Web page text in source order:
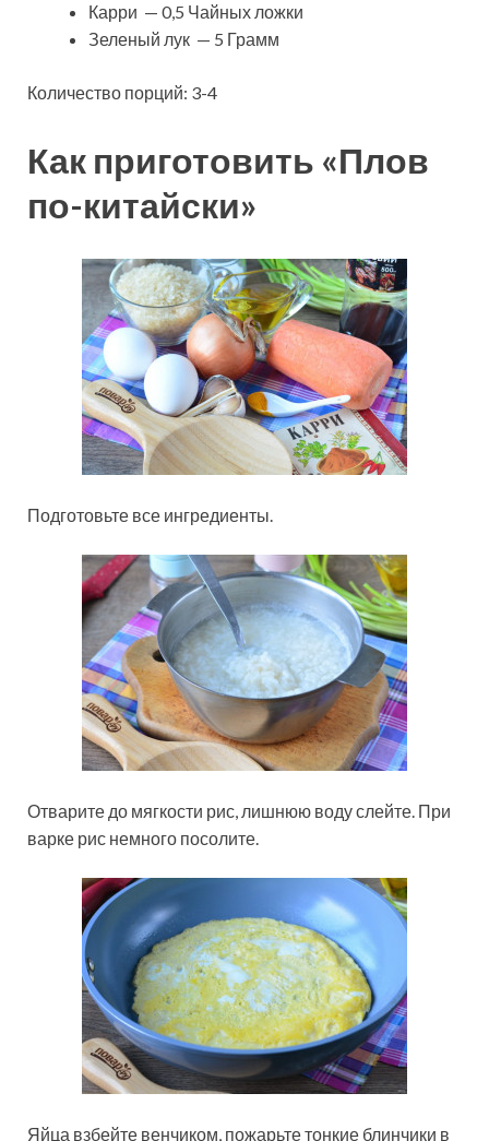
Карри — 0,5 Чайных ложки
Зеленый лук — 5 Грамм
Количество порций: 3-4
Как приготовить «Плов
по-китайски»
Подготовьте все ингредиенты.
Отварите до мягкости рис, лишнюю воду слейте. При
варке рис немного посолите.
Яйца взбейте венчиком, пожарьте тонкие блинчики в